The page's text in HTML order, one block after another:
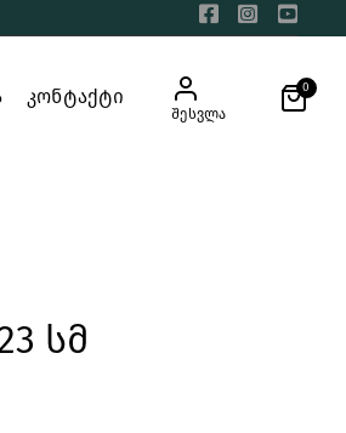
კონტაქტი
შესვლა
0
სმ